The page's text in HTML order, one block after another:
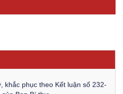
để tiếp nhận vào làm công
thí sinh tham gia thi tuyển
Ban Bí thư
khắc phục theo Kết luận số 232-